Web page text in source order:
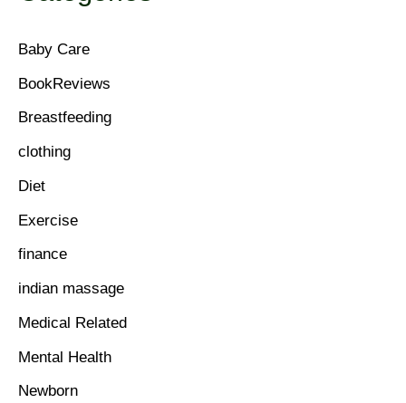
Baby Care
BookReviews
Breastfeeding
clothing
Diet
Exercise
finance
indian massage
Medical Related
Mental Health
Newborn